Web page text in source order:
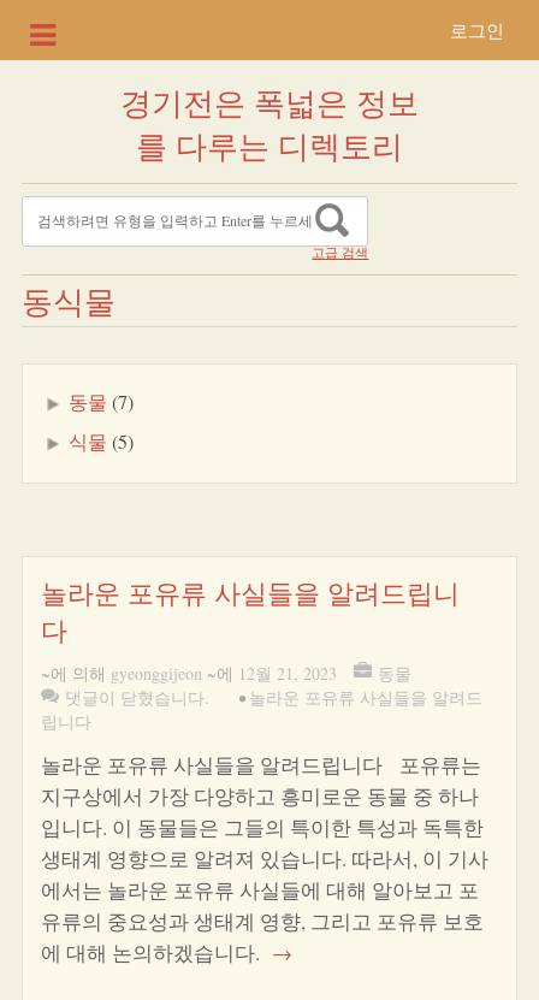
로그인
경기전은 폭넓은 정보
를 다루는 디렉토리
고급 검색
동식물
동물 (7)
식물 (5)
놀라운 포유류 사실들을 알려드립니
다
~에 의해 gyeonggijeon ~에 12월 21, 2023
동물
댓글이 닫혔습니다.
• 놀라운 포유류 사실들을 알려드
립니다
놀라운 포유류 사실들을 알려드립니다 포유류는
지구상에서 가장 다양하고 흥미로운 동물 중 하나
입니다. 이 동물들은 그들의 특이한 특성과 독특한
생태계 영향으로 알려져 있습니다. 따라서, 이 기사
에서는 놀라운 포유류 사실들에 대해 알아보고 포
유류의 중요성과 생태계 영향, 그리고 포유류 보호
에 대해 논의하겠습니다. →